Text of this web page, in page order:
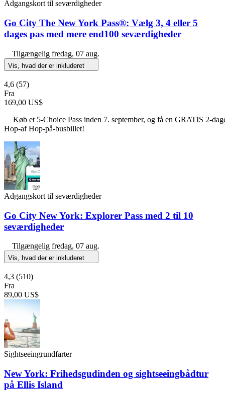
Adgangskort til seværdigheder
Go City The New York Pass®: Vælg 3, 4 eller 5
dages pas med mere end100 seværdigheder
Tilgængelig fredag, 07 aug.
Vis, hvad der er inkluderet
4,6 (57)
Fra
169,00 US$
Køb et 5-Choice Pass inden 7. september, og få en GRATIS 2-
Hop-af Hop-på-busbillet!
Adgangskort til seværdigheder
Go City New York: Explorer Pass med 2 til 10
seværdigheder
Tilgængelig fredag, 07 aug.
Vis, hvad der er inkluderet
4,3 (510)
Fra
89,00 US$
Sightseeingrundfarter
New York: Frihedsgudinden og sightseeingbådtur
på Ellis Island